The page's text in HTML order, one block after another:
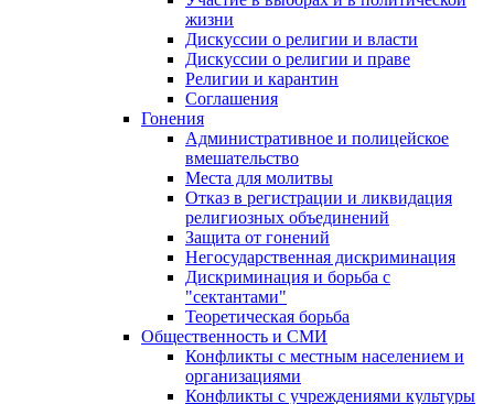
жизни
Дискуссии о религии и власти
Дискуссии о религии и праве
Религии и карантин
Соглашения
Гонения
Административное и полицейское
вмешательство
Места для молитвы
Отказ в регистрации и ликвидация
религиозных объединений
Защита от гонений
Негосударственная дискриминация
Дискриминация и борьба с
"сектантами"
Теоретическая борьба
Общественность и СМИ
Конфликты с местным населением и
организациями
Конфликты с учреждениями культуры